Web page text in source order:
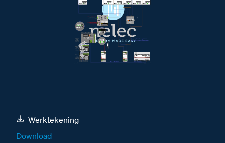
Werktekening
Download